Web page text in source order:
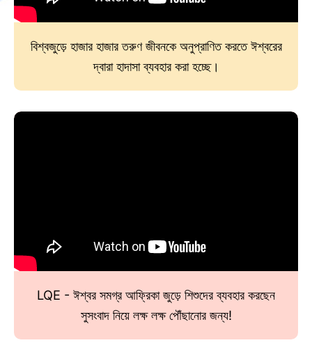
বিশ্বজুড়ে হাজার হাজার তরুণ জীবনকে অনুপ্রাণিত করতে ঈশ্বরের
দ্বারা হাদাসা ব্যবহার করা হচ্ছে।
LQE - ঈশ্বর সমগ্র আফ্রিকা জুড়ে শিশুদের ব্যবহার করছেন
সুসংবাদ নিয়ে লক্ষ লক্ষ পৌঁছানোর জন্য!